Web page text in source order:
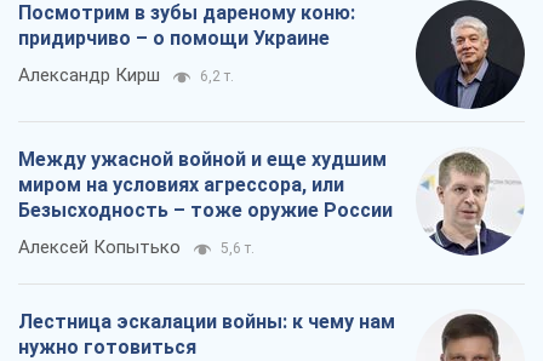
Посмотрим в зубы дареному коню:
придирчиво – о помощи Украине
Александр Кирш 6,2 т.
Между ужасной войной и еще худшим
миром на условиях агрессора, или
Безысходность – тоже оружие России
Алексей Копытько 5,6 т.
Лестница эскалации войны: к чему нам
нужно готовиться